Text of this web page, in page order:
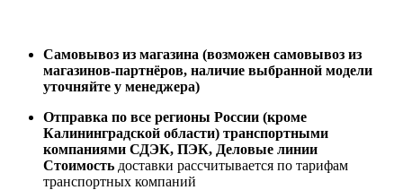
Самовывоз из магазина (возможен самовывоз из
магазинов-партнёров, наличие выбранной модели
уточняйте у менеджера)
Отправка по все регионы России (кроме
Калининградской области) транспортными
компаниями СДЭК, ПЭК, Деловые линии
Стоимость доставки рассчитывается по тарифам
транспортных компаний